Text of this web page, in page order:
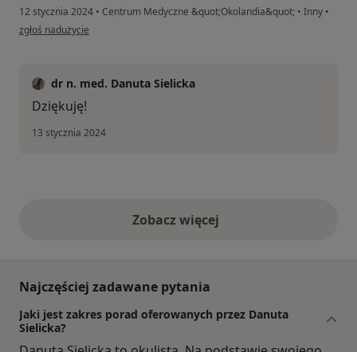
12 stycznia 2024 • Centrum Medyczne &quot;Okolandia&quot; • Inny •
w opinii użytkownika M Zarzecka
zgłoś nadużycie
dr n. med. Danuta Sielicka
Dziękuję!
13 stycznia 2024
Zobacz więcejopinie powyżej
Najczęściej zadawane pytania
Jaki jest zakres porad oferowanych przez Danuta
Sielicka?